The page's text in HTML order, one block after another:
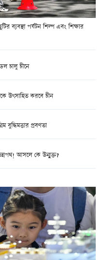
ব্যবস্থা পর্যটন শিল্প এবং শিক্ষার
চালু চীনে
উৎসাহিত করবে চীন
বুদ্ধিমত্তার প্রবণতা
আসলে কে উন্মুক্ত?